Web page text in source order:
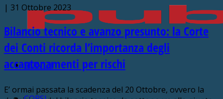
SERVIZI
| 31 Ottobre 2023
Bilancio tecnico e avanzo presunto: la Corte
dei Conti ricorda l’importanza degli
accantonamenti per rischi
E’ ormai passata la scadenza del 20 Ottobre, ovvero la